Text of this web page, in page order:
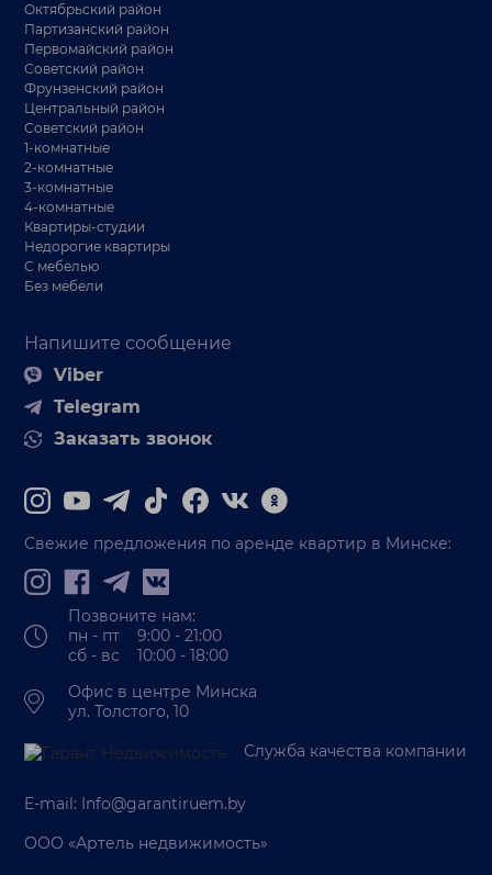
Напишите сообщение
Viber
Telegram
Заказать звонок
Октябрьский район
Партизанский район
Первомайский район
Советский район
Фрунзенский район
Центральный район
Советский район
1-комнатные
2-комнатные
3-комнатные
4-комнатные
Квартиры-студии
Недорогие квартиры
С мебелью
Без мебели
Свежие предложения по аренде квартир в Минске:
Позвоните нам:
пн - пт 9:00 - 21:00
сб - вс 10:00 - 18:00
Офис в центре Минска
ул. Толстого, 10
Служба качества компании
E-mail: Info@garantiruem.by
ООО «Артель недвижимость»